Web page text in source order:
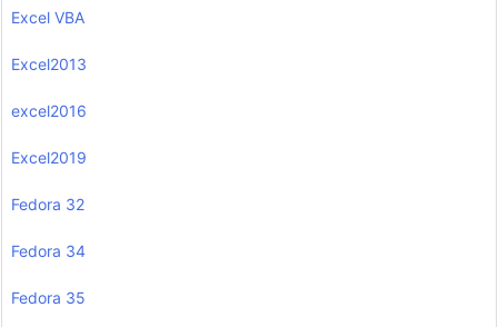
Excel VBA
Excel2013
excel2016
Excel2019
Fedora 32
Fedora 34
Fedora 35